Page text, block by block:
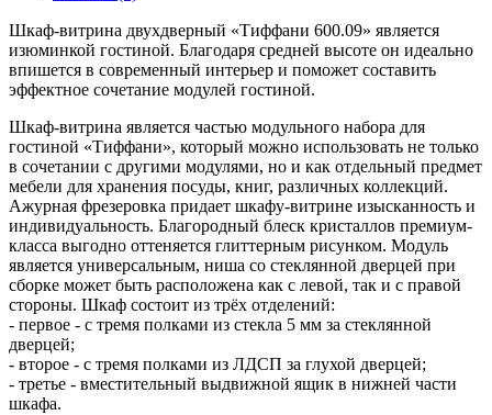
Шкаф-витрина двухдверный «Тиффани 600.09» является
изюминкой гостиной. Благодаря средней высоте он идеально
впишется в современный интерьер и поможет составить
эффектное сочетание модулей гостиной.
Шкаф-витрина является частью модульного набора для
гостиной «Тиффани», который можно использовать не только
в сочетании с другими модулями, но и как отдельный предмет
мебели для хранения посуды, книг, различных коллекций.
Ажурная фрезеровка придает шкафу-витрине изысканность и
индивидуальность. Благородный блеск кристаллов премиум-
класса выгодно оттеняется глиттерным рисунком. Модуль
является универсальным, ниша со стеклянной дверцей при
сборке может быть расположена как с левой, так и с правой
стороны. Шкаф состоит из трёх отделений:
- первое - с тремя полками из стекла 5 мм за стеклянной
дверцей;
- второе - с тремя полками из ЛДСП за глухой дверцей;
- третье - вместительный выдвижной ящик в нижней части
шкафа.